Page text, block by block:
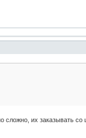
их заказывать